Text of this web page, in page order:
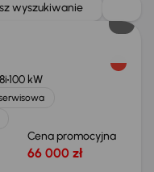
wyszukiwanie
100 kW
Cena promocyjna
66 000 zł